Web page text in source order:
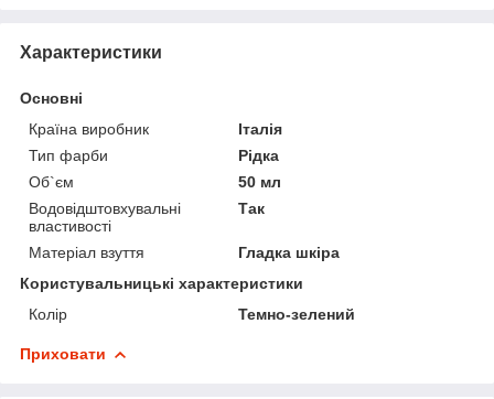
Характеристики
Основні
Країна виробник
Італія
Тип фарби
Рідка
Об`єм
50 мл
Водовідштовхувальні
властивості
Так
Матеріал взуття
Гладка шкіра
Користувальницькі характеристики
Колір
Темно-зелений
Приховати